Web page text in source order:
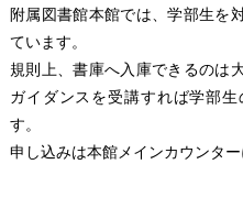
附属図書館本館では、学部生を
ています。
規則上、書庫へ入庫できるのは
ガイダンスを受講すれば学部
す。
申し込みは本館メインカウンター